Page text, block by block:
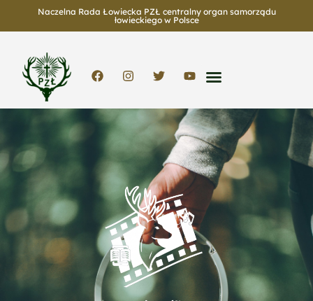
Naczelna Rada Łowiecka PZŁ centralny organ samorządu
łowieckiego w Polsce